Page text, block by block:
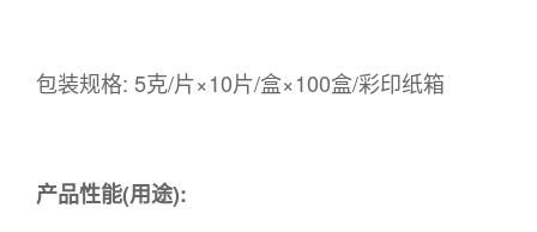
包装规格: 5克/片×10片/盒×100盒/彩印纸箱
产品性能(用途):